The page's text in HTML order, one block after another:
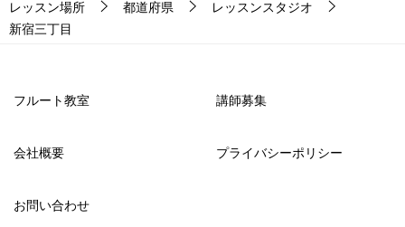
レッスン場所
都道府県
レッスンスタジオ
新宿三丁目
フルート教室 講師募集
会社概要 プライバシーポリシー
お問い合わせ